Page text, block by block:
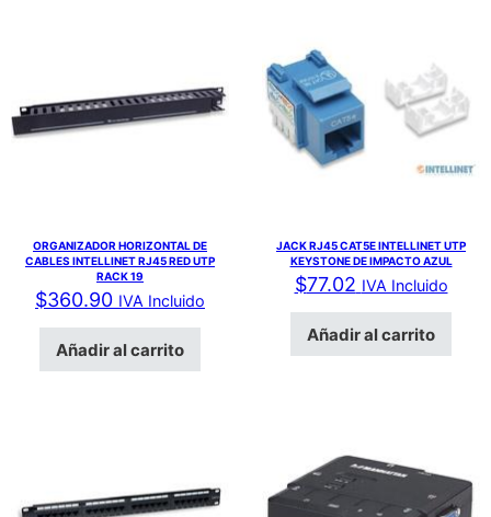
ORGANIZADOR HORIZONTAL DE
CABLES INTELLINET RJ45 RED UTP
RACK 19
$360.90 IVA Incluido
Añadir al carrito
JACK RJ45 CAT5E INTELLINET UTP
KEYSTONE DE IMPACTO AZUL
$77.02 IVA Incluido
Añadir al carrito